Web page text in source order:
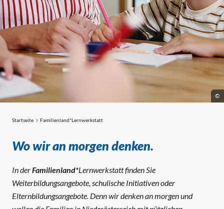
©
Familienland*Lernwerkstatt
Startseite Familienland*Lernwerkstatt
Wo wir an morgen denken.
In derFamilienland*Lernwerkstatt finden Sie
Weiterbildungsangebote, schulische Initiativen oder
Elternbildungsangebote. Denn wir denken an morgen und